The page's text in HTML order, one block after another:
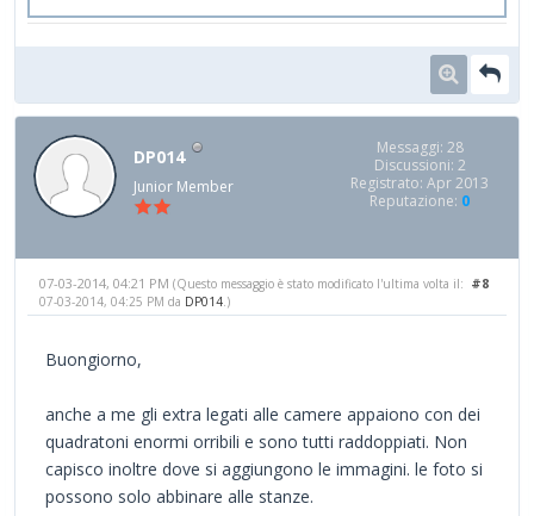
DP014
Junior Member
Messaggi: 28
Discussioni: 2
Registrato: Apr 2013
Reputazione: 0
#8
07-03-2014, 04:21 PM (Questo messaggio è stato modificato l'ultima volta il:
07-03-2014, 04:25 PM da DP014 .)
Buongiorno,
anche a me gli extra legati alle camere appaiono con dei
quadratoni enormi orribili e sono tutti raddoppiati. Non
capisco inoltre dove si aggiungono le immagini. le foto si
possono solo abbinare alle stanze.